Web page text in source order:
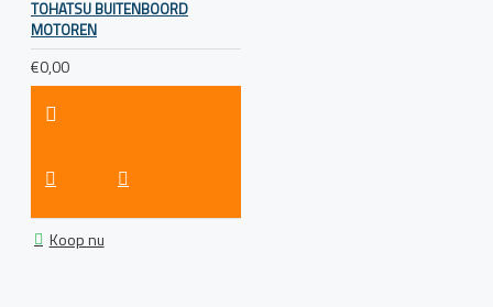
TOHATSU BUITENBOORD
MOTOREN
€0,00
Koop nu